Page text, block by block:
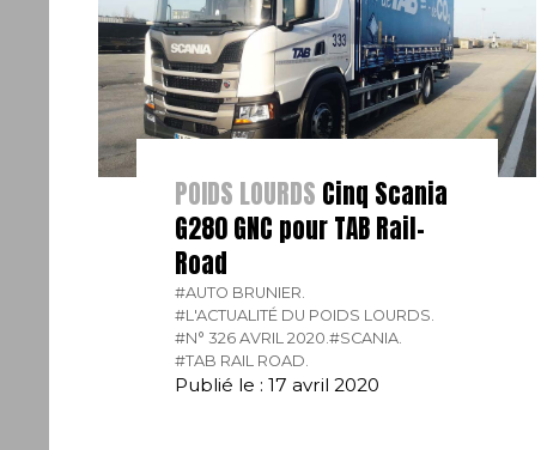
POIDS LOURDS Cinq Scania
G280 GNC pour TAB Rail-
Road
#AUTO BRUNIER.
#L'ACTUALITÉ DU POIDS LOURDS.
#N° 326 AVRIL 2020.#SCANIA.
#TAB RAIL ROAD.
Publié le : 17 avril 2020